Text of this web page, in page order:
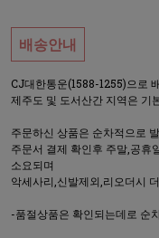
배송안내
CJ대한통운(1588-1255)으로
제주도 및 도서산간 지역은 기
주문하신 상품은 순차적으로
주문서 결제 확인후 주말,공휴
소요되며
악세사리,신발제외,리오더시
-품절상품은 확인되는데로 순